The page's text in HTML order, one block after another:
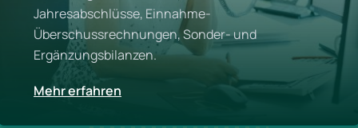
Jahresabschlüsse, Einnahme-
Überschussrechnungen, Sonder- und
Ergänzungsbilanzen.
Mehr erfahren